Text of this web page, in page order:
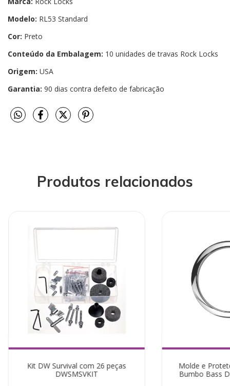
Modelo: RL53 Standard
Cor: Preto
Conteúdo da Embalagem: 10 unidades de travas Rock Locks
Origem: USA
Garantia: 90 dias contra defeito de fabricação
Produtos relacionados
Kit DW Survival com 26 peças
DWSMSVKIT
Molde e
Bumbo Bass